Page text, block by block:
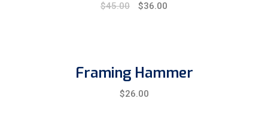
$45.00
Original
$36.00
Framing Hammer
$26.00